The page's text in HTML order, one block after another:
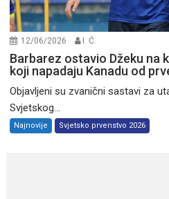
12/06/2026 I. Ć.
Barbarez ostavio Džeku na
koji napadaju Kanadu od
Objavljeni su zvanični sastavi za
Svjetskog...
Najnovije Svjetsko prvenstvo 2026